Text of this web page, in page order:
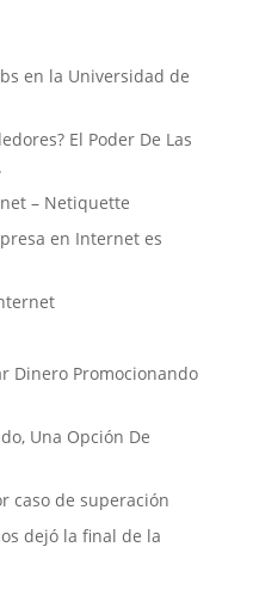
en la Universidad de
El Poder De Las
– Netiquette
en Internet es
Dinero Promocionando
Una Opción De
caso de superación
dejó la final de la